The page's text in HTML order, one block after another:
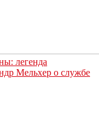
легенда
Мельхер о службе